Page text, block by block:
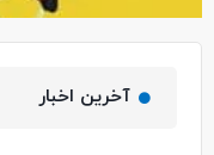
آخرین اخبار